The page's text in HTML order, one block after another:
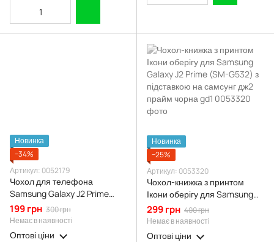
Новинка
−34%
Артикул: 0052179
Чохол для телефона
Samsung Galaxy J2 Prime
(SM-G532) карбоновий
протиударний з високими
бортами чорний
199 грн 300 грн
Немає в наявності
Оптові ціни
Новинка
−25%
Артикул: 0053320
Чохол-книжка з принтом
Ікони оберігу для Samsung
Galaxy J2 Prime (SM-G532) з
підставкою на самсунг дж2
прайм чорна gd1
299 грн 400 грн
Немає в наявності
Оптові ціни